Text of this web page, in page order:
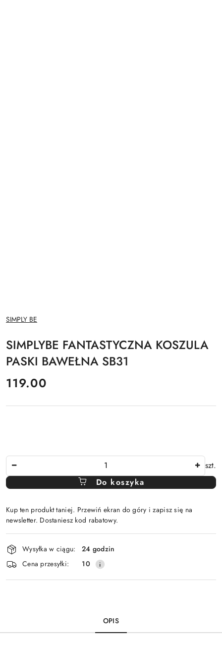
NAZWA
PRODUCENTA:
SIMPLY BE
SIMPLYBE FANTASTYCZNA KOSZULA
PASKI BAWEŁNA SB31
cena:
119.00
szt.
Do koszyka
Kup ten produkt taniej. Przewiń ekran do góry i zapisz się na
newsletter. Dostaniesz kod rabatowy.
Dostępność
i
dostawa
Wysyłka w ciągu:
24 godzin
Cena przesyłki:
10
OPIS